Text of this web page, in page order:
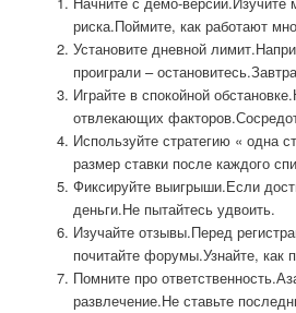
риска.Поймите, как работают
Установите дневной
проиграли –
Играйте в спокойной
отвлекающих
Используйте стратегию « одна
размер ставки после каждого
Фиксируйте выигрыши.Если
деньги.Не пытайтесь удвоить.
Изучайте отзывы.Перед
почитайте форумы.Узнайте, как
Помните про
развлечение.Не ставьте